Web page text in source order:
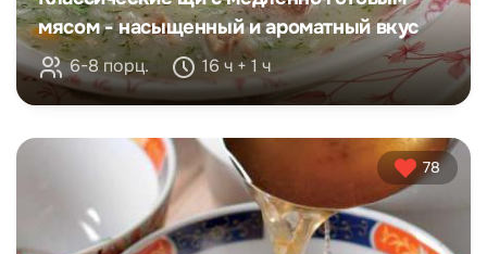
мясом - насыщенный и ароматный вкус
6-8 порц. 16 ч + 1 ч
78